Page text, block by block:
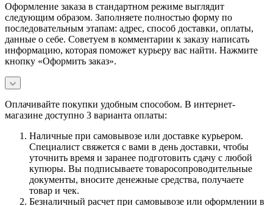
Оформление заказа в стандартном режиме выглядит
следующим образом. Заполняете полностью форму по
последовательным этапам: адрес, способ доставки, оплаты,
данные о себе. Советуем в комментарии к заказу написать
информацию, которая поможет курьеру вас найти. Нажмите
кнопку «Оформить заказ».
Оплачивайте покупки удобным способом. В интернет-
магазине доступно 3 варианта оплаты:
Наличные при самовывозе или доставке курьером.
Специалист свяжется с вами в день доставки, чтобы
уточнить время и заранее подготовить сдачу с любой
купюры. Вы подписываете товаросопроводительные
документы, вносите денежные средства, получаете
товар и чек.
Безналичный расчет при самовывозе или оформлении в